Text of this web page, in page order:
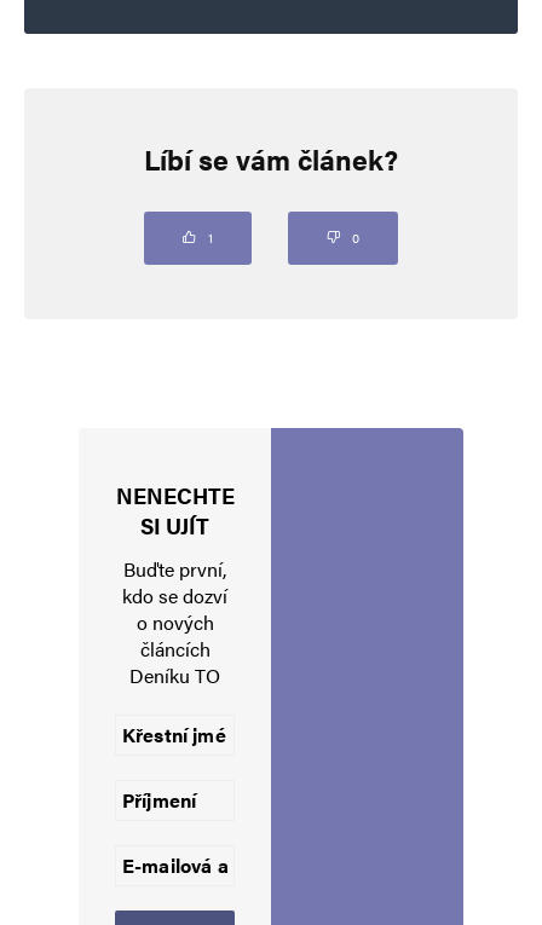
Vaše e-mailová adresa nebude zveřejněna. Vyžadované informace jsou
Uložit do prohlížeče jméno, e-mail a webovou stránku pro budoucí
Informujte mě o nových komentářích e-mailem.
Alternative:
Líbí se vám článek?
1 0
NENECHTE
SI UJÍT
Buďte první,
kdo se dozví
o nových
článcích
Deníku TO